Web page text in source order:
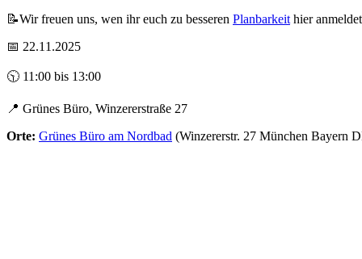
📝Wir freuen uns, wen ihr euch zu besseren Planbarkeit hier
📅 22.11.2025
🕥 11:00 bis 13:00
📍 Grünes Büro, Winzererstraße 27
Orte: Grünes Büro am Nordbad (Winzererstr. 27 München Bayern